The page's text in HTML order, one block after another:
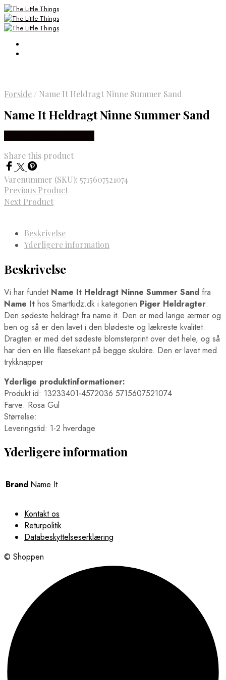
Forside / Name It Heldragt Ninne Summer Sand
Name It Heldragt Ninne Summer Sand
Share this product
Varenummer (SKU): 5715607521074
Previous Product
Next Product
Beskrivelse
Yderligere information
Beskrivelse
Vi har fundet Name It Heldragt Ninne Summer Sand fra
Name It hos Smartkidz.dk i kategorien Piger Heldragter.
Den sødeste heldragt fra name it. Den er med lange ærmer og
ben og så er den lavet i den blødeste og lækreste kvalitet.
Dragten er med det sødeste blomsterprint over det hele, og så
har den en lille flæsekant på begge skuldre. Den er lavet med
trykknapper
Yderlige produktinformationer:
Produkt id: 13233401-4572036 5715607521074
Farve: Rosa Gul
Størrelse:
Leveringstid: 1-2 hverdage
Yderligere information
Brand Name It
Kontakt os
Returpolitik
Databeskyttelseserklæring
© Shoppen